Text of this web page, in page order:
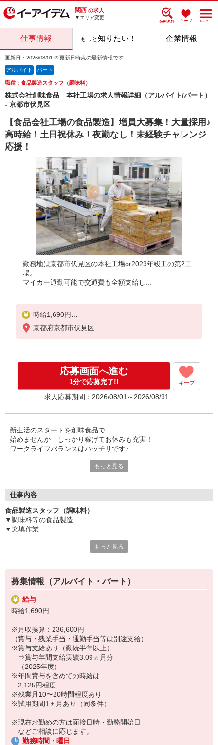
関西 の求人
▼エリア変更
仕事情報 もっと知りたい！ 企業情報
更新日：2026/08/01 ※更新日時点の最新情報です
アルバイト パート
職種：食品製造スタッフ（調味料）
株式会社創味食品 本社工場の求人情報詳細（アルバイト/パート）
- 京都市伏見区
【食品会社工場の食品製造】増員大募集！大量採用♪
高時給！土日祝休み！夜勤なし！未経験チャレンジ
応援！
勤務地は京都市伏見区の本社工場or2023年竣工の第2工
場。
マイカー通勤可能で交通費も全額支給し...
時給1,690円
※月収換算：236,600円
⇒賞与年間支給実績3.09ヵ月分
（2025年度）
※年間賞与を含めての時給は
2,125円程度
※残業月10〜20時間程度あり
※現在お勤めの方は面接日時・勤務開始日
などご相談に応じます。
京都府京都市伏見区
応募画面へ進む
1分で応募完了!! キープ
求人応募期間：2026/08/01～2026/08/31
新生活のスタートを創味食品で
始めませんか！しっかり稼げてお休みも充実！
ワークライフバランスはバッチリです♪
業績好調＆業務拡大につき、
手がけていただく食品は
周囲には面倒見の良い気さくな先輩がおり、
新人さんへのフォロー体制もバッチリ☆
未経験の方にも丁寧にお教えしますので、
安心してご応募ください。
年間賞与を含めての時給は2,125円程度♪
来年1月からの時給アップ（160円）も確定しています！
嬉しい高時給のフルタイム勤務で
働いた分だけしっかり稼げますよ。
土日祝日休みで夏期、年末年始の休暇のほか
有給休暇も取れます。
やりがいを持って働ける環境で
仲間と一緒に新生活をはじめましょう！
もっと見る
仕事内容
食品製造スタッフ（調味料）
▼調味料等の食品製造
▼充填作業
お任せしたいのは【調味料の製造】業務です。
当社自慢の商品の数々を一緒に造ってください。
具体的には
充填や梱包作業、製造機器の洗浄作業、
フォークリフト免許をお持ちの方は
優遇させていただきますよ。
もっと見る
募集情報（アルバイト・パート）
給与
時給1,690円
※月収換算：236,600円
（賞与・残業手当・通勤手当等は別途支給）
※賞与支給あり（勤続半年以上）
⇒賞与年間支給実績3.09ヵ月分
（2025年度）
※年間賞与を含めての時給は
2,125円程度
※残業月10〜20時間程度あり
※試用期間1ヵ月あり（同条件）
※現在お勤めの方は面接日時・勤務開始日
などご相談に応じます。
勤務時間・曜日